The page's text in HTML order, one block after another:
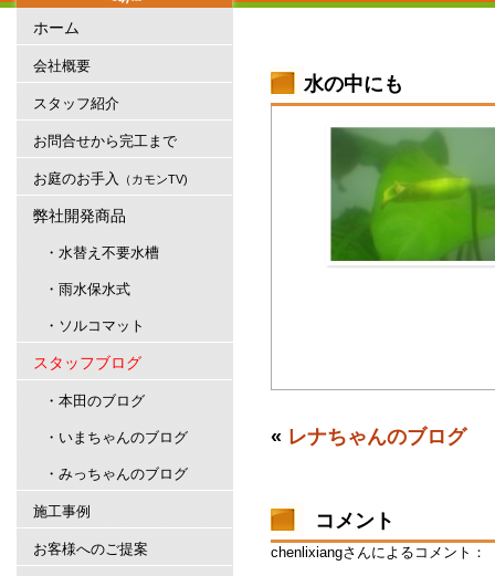
水の中にも
« レナちゃんのブログ
コメント
chenlixiangさんによるコメント：
ホーム
会社概要
スタッフ紹介
お問合せから完工まで
お庭のお手入 （カモンTV)
弊社開発商品
・水替え不要水槽
・雨水保水式
・ソルコマット
スタッフブログ
・本田のブログ
・いまちゃんのブログ
・みっちゃんのブログ
施工事例
お客様へのご提案